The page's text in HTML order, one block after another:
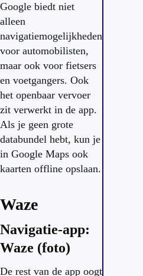
Google biedt niet
alleen
navigatiemogelijkheden
voor automobilisten,
maar ook voor fietsers
en voetgangers. Ook
het openbaar vervoer
zit verwerkt in de app.
Als je geen grote
databundel hebt, kun je
in Google Maps ook
kaarten offline opslaan.
Waze
Navigatie-app:
Waze (foto)
De rest van de app oogt